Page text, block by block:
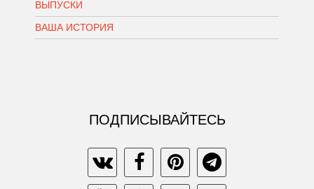
ВЫПУСКИ
ВАША ИСТОРИЯ
ПОДПИСЫВАЙТЕСЬ